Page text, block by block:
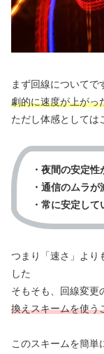
まず回線についてで
劇的に速度が上がっ
ただし体感としては
・夜間の安定性
・通信のムラが
・常に安定して
つまり「速さ」より
した
そもそも、回線変更
換えスキームを使う
このスキームを簡単